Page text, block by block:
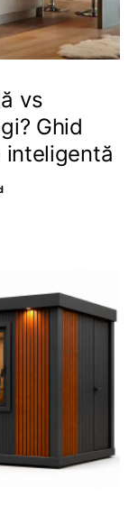
vs
Ghid
inteligentă